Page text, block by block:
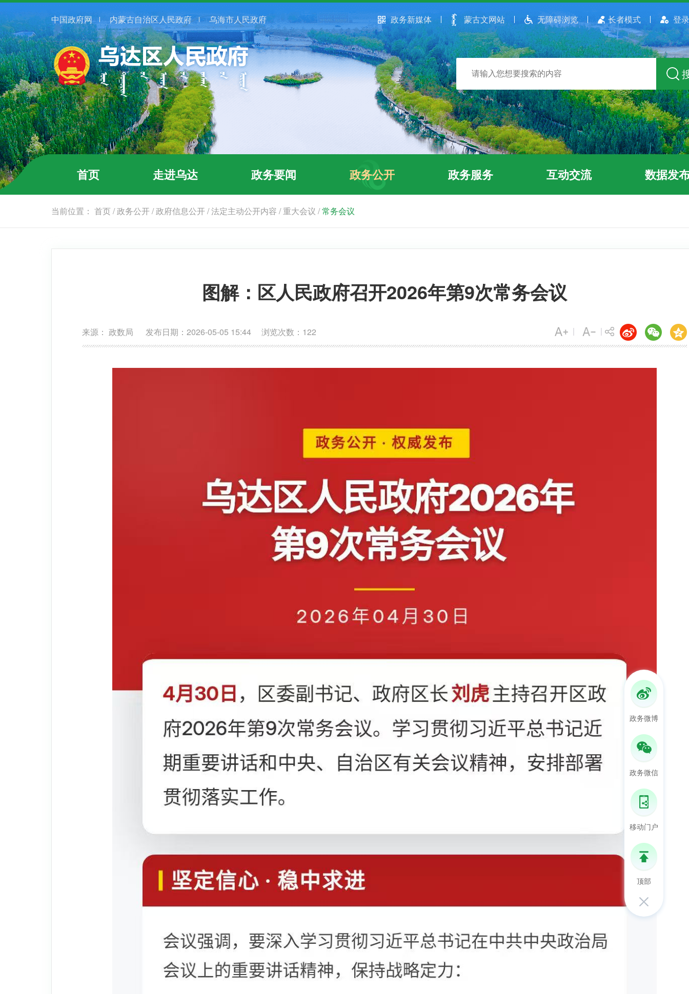
中国政府网 内蒙古自治区人民政府 乌海市人民政府 政务新媒体 蒙古文网站 无障碍浏览 长者模式 登
首页 走进乌达 政务要闻 政务公开 政务服务 互动交流 数据发
当前位置： 首页/政务公开 /政府信息公开 /法定主动公开内容 /重大会议 /常务会议
图解：区人民政府召开2026年第9次常务会议
来源： 政数局 发布日期：2026-05-05 15:44 浏览次数： 122
政务微博
政务微信
移动门户
顶部